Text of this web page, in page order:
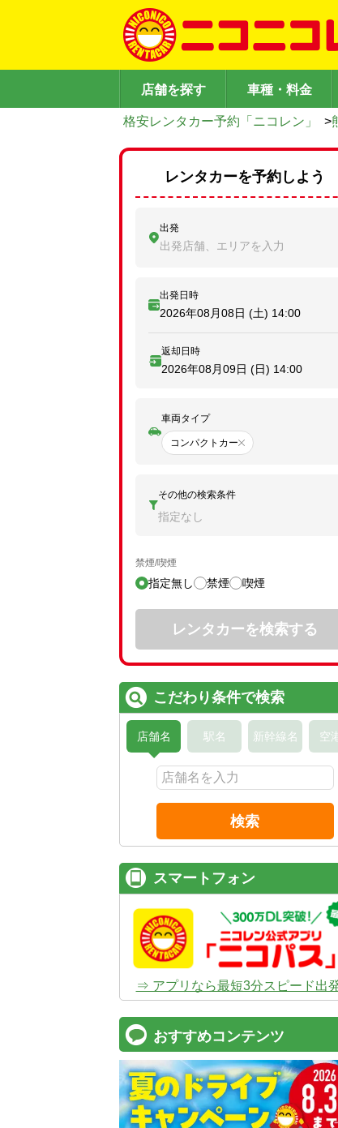
店舗を探す 車種・料金
格安レンタカー予約「ニコレン」 >
レンタカーを予約しよう
出発
出発店舗、エリアを入力
出発日時
2026年08月08日 (土) 14:00
返却日時
2026年08月09日 (日) 14:00
車両タイプ
コンパクトカー
その他の検索条件
指定なし
禁煙/喫煙
指定無し 禁煙 喫煙
レンタカーを検索する
こだわり条件で検索
店舗名 駅名 新幹線名 空
検索
スマートフォン
⇒ アプリなら最短3分スピード出発
おすすめコンテンツ